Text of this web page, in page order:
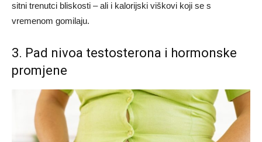
sitni trenutci bliskosti – ali i kalorijski viškovi koji se s
vremenom gomilaju.
3. Pad nivoa testosterona i hormonske
promjene